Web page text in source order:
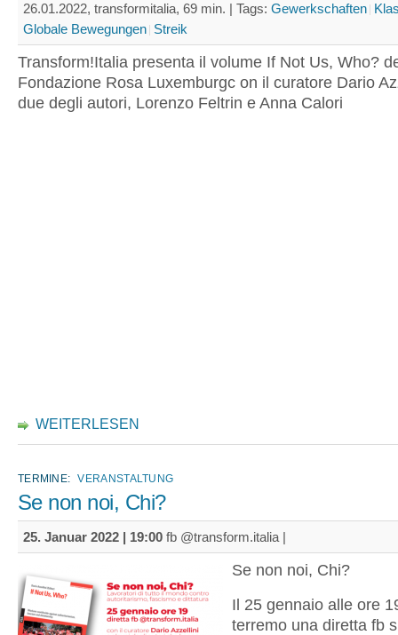
26.01.2022, transformitalia, 69 min. | Tags: Gewerkschaften
Globale Bewegungen Streik
Transform!Italia presenta il volume If Not Us, Who?
Fondazione Rosa Luxemburgc on il curatore Dario
due degli autori, Lorenzo Feltrin e Anna Calori
WEITERLESEN
TERMINE: VERANSTALTUNG
Se non noi, Chi?
25. Januar 2022 | 19:00 fb @transform.italia |
Se non noi, Chi?
Il 25 gennaio alle ore
terremo una diretta fb